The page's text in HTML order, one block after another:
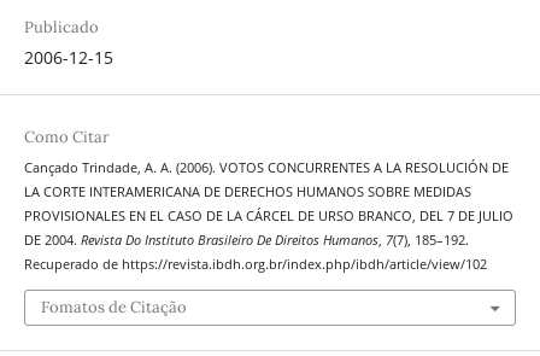
Publicado
2006-12-15
Como Citar
Cançado Trindade, A. A. (2006). VOTOS CONCURRENTES A LA RESOLUCIÓN DE
LA CORTE INTERAMERICANA DE DERECHOS HUMANOS SOBRE MEDIDAS
PROVISIONALES EN EL CASO DE LA CÁRCEL DE URSO BRANCO, DEL 7 DE JULIO
DE 2004. Revista Do Instituto Brasileiro De Direitos Humanos, 7(7), 185–192.
Recuperado de https://revista.ibdh.org.br/index.php/ibdh/article/view/102
Fomatos de Citação